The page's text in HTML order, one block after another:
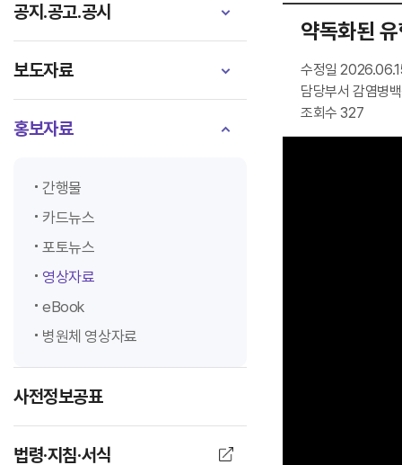
공지.공고.공시
보도자료
홍보자료
간행물
카드뉴스
포토뉴스
영상자료
eBook
병원체 영상자료
사전정보공표
법령·지침·서식
약독화된
수정일
담당부서 감염병
조회수 327